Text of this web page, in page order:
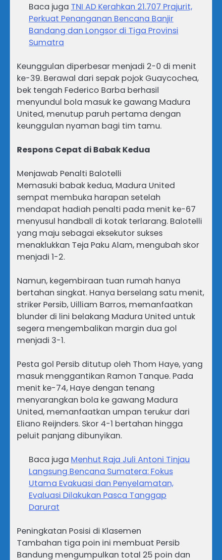
Baca juga TNI AD Kerahkan 21.707 Prajurit,
Perkuat Penanganan Bencana Banjir
Bandang dan Longsor di Tiga Provinsi
Sumatra
Keunggulan diperbesar menjadi 2-0 di menit
ke-39. Berawal dari sepak pojok Guaycochea,
bek tengah Federico Barba berhasil
menyundul bola masuk ke gawang Madura
United, menutup paruh pertama dengan
keunggulan nyaman bagi tim tamu.
Respons Cepat di Babak Kedua
Menjawab Penalti Balotelli
Memasuki babak kedua, Madura United
sempat membuka harapan setelah
mendapat hadiah penalti pada menit ke-67
menyusul handball di kotak terlarang. Balotelli
yang maju sebagai eksekutor sukses
menaklukkan Teja Paku Alam, mengubah skor
menjadi 1-2.
Namun, kegembiraan tuan rumah hanya
bertahan singkat. Hanya berselang satu menit,
striker Persib, Uilliam Barros, memanfaatkan
blunder di lini belakang Madura United untuk
segera mengembalikan margin dua gol
menjadi 3-1.
Pesta gol Persib ditutup oleh Thom Haye, yang
masuk menggantikan Ramon Tanque. Pada
menit ke-74, Haye dengan tenang
menyarangkan bola ke gawang Madura
United, memanfaatkan umpan terukur dari
Eliano Reijnders. Skor 4-1 bertahan hingga
peluit panjang dibunyikan.
Baca juga Menhut Raja Juli Antoni Tinjau
Langsung Bencana Sumatera: Fokus
Utama Evakuasi dan Penyelamatan,
Evaluasi Dilakukan Pasca Tanggap
Darurat
Peningkatan Posisi di Klasemen
Tambahan tiga poin ini membuat Persib
Bandung mengumpulkan total 25 poin dan